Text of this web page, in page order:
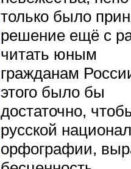
только было
решение ещё с
читать юным
гражданам
этого было бы
достаточно,
русской
орфографии,